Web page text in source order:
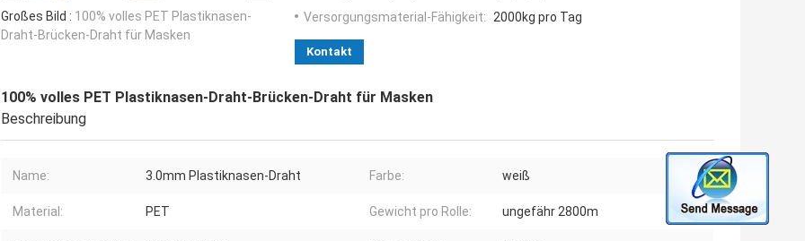
Großes Bild : 100% volles PET Plastiknasen-
Draht-Brücken-Draht für Masken
Versorgungsmaterial-Fähigkeit: 2000kg pro Tag
Kontakt
100% volles PET Plastiknasen-Draht-Brücken-Draht für Masken
Beschreibung
Name: 3.0mm Plastiknasen-Draht Farbe: weiß
Material: PET Gewicht pro Rolle: ungefähr 2800m